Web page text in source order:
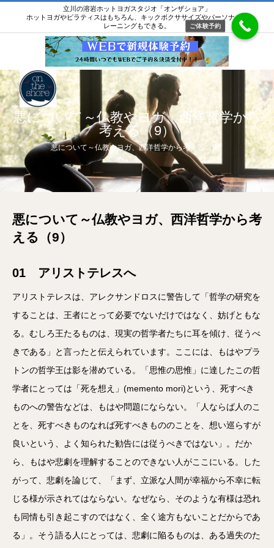
立川の溶岩ホットヨガスタジオ「オンザショア」
ホットヨガやピラティスはもちろん、キックボクササイズやパーソナルト
レーニングもできる。
悪について～仏教やヨガ、西洋哲学から
考える（9）
悪について～仏教やヨガ、西洋哲学から考える（9）
悪について～仏教やヨガ、西洋哲学から考
える（9）
01 アリストテレスへ
アリストテレスは、アレクサンドロスに警告して「哲学の研究を
することは、王者にとって必要でないだけではなく、妨げともな
る。むしろ王たるものは、現実の哲学者たちに耳を傾け、従うべ
きである」と言ったと伝えられています。ここには、もはやプラ
トンの哲学王は影を潜めている。「思惟の思惟」に達したこの哲
学者にとっては「死を想え」(memento mori)という、死すべき
ものへの警告などは、もはや問題にならない。「人ならば人のこ
とを、死すべきものなれば死すべきもののことを、想い巡らすが
良いという、よく知られた勧告には従うべきではない」。だか
ら、もはや悲劇を理解することのできない人がここにいる。した
がって、悲劇を論じて、「まず、立派な人間が幸福から不幸に転
じる様が示されてはならない。なぜなら、そのような有様は恐れ
も同情も引き起こすのではなく、全く途方もないことだからであ
る」。そう語る人にとっては、悲劇に陥るものは、ある過失のた
ご体験予約